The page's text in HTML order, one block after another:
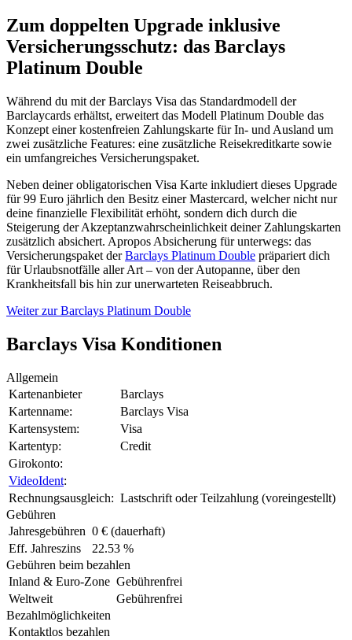
Zum doppelten Upgrade inklusive
Versicherungsschutz: das Barclays
Platinum Double
Während du mit der Barclays Visa das Standardmodell der
Barclaycards erhältst, erweitert das Modell Platinum Double das
Konzept einer kostenfreien Zahlungskarte für In- und Ausland um
zwei zusätzliche Features: eine zusätzliche Reisekreditkarte sowie
ein umfangreiches Versicherungspaket.
Neben deiner obligatorischen Visa Karte inkludiert dieses Upgrade
für 99 Euro jährlich den Besitz einer Mastercard, welcher nicht nur
deine finanzielle Flexibilität erhöht, sondern dich durch die
Steigerung der Akzeptanzwahrscheinlichkeit deiner Zahlungskarten
zusätzlich absichert. Apropos Absicherung für unterwegs: das
Versicherungspaket derBarclays Platinum Double präpariert dich
für Urlaubsnotfälle aller Art – von der Autopanne, über den
Krankheitsfall bis hin zur unerwarteten Reiseabbruch.
Weiter zur Barclays Platinum Double
Barclays Visa Konditionen
Allgemein
Kartenanbieter
Barclays
Kartenname:
Barclays Visa
Kartensystem:
Visa
Kartentyp:
Credit
Girokonto:
VideoIdent:
Rechnungsausgleich: Lastschrift oder Teilzahlung (voreingestellt)
Gebühren
Jahresgebühren 0 € (dauerhaft)
Eff. Jahreszins
22.53 %
Gebühren beim bezahlen
Inland & Euro-Zone Gebührenfrei
Weltweit
Gebührenfrei
Bezahlmöglichkeiten
Kontaktlos bezahlen